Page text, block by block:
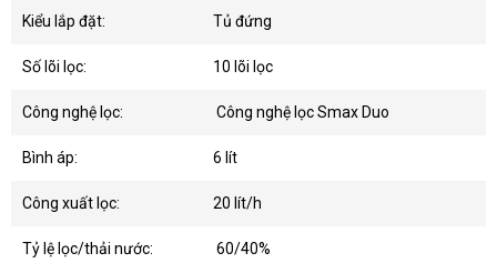
Kiểu lắp đặt: Tủ đứng
Số lõi lọc: 10 lõi lọc
Công nghệ lọc: Công nghệ lọc Smax Duo
Bình áp: 6 lít
Công xuất lọc: 20 lít/h
Tỷ lệ lọc/thải nước: 60/40%